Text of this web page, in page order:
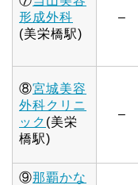
形成外科
(美栄橋駅)
–
⑧宮城美容
外科クリニ
ック (美栄
橋駅)
–
⑨那覇かな